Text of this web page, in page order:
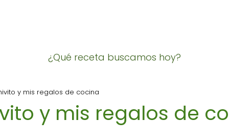
¿Qué receta buscamos hoy?
y mis regalos de cocina
y mis regalos de